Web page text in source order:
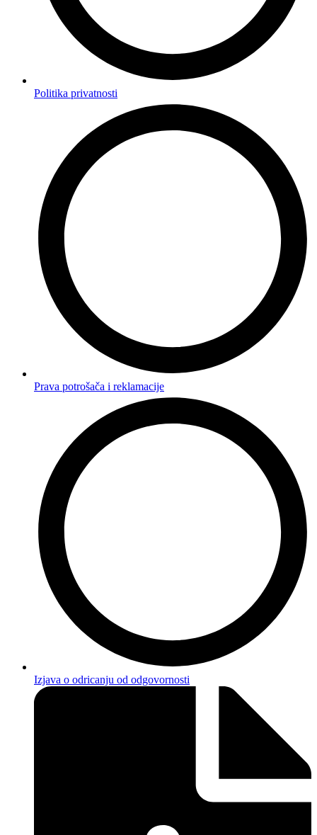
Politika privatnosti
Prava potrošača i reklamacije
Izjava o odricanju od odgovornosti